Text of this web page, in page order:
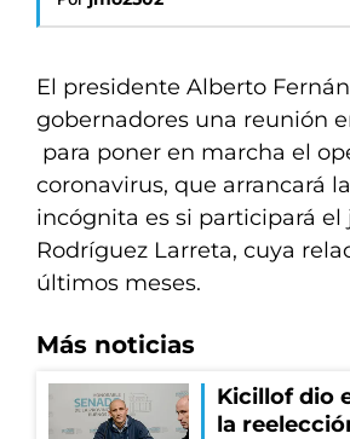
El presidente Alberto
gobernadores una reunión
para poner en marcha el
coronavirus, que arrancará
incógnita es si participará
Rodríguez Larreta, cuya
últimos meses.
Más noticias
Kicillof dio
la